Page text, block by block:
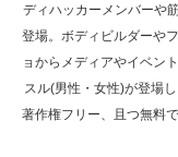
た
ディハッカーメンバーや
登場。ボディビルダーや
ョからメディアやイベン
スル(男性・女性)が登場
著作権フリー、且つ無料